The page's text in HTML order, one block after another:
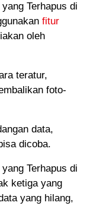
Terhapus di
fitur
oleh
teratur,
foto-
data,
dicoba.
Terhapus di
ketiga yang
yang hilang,